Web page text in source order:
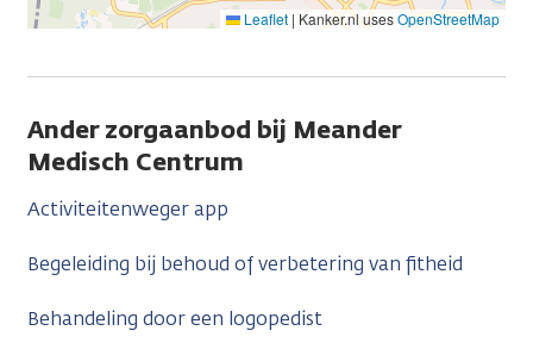
Leaflet | Kanker.nl usesOpenStreetMap
Ander zorgaanbod bij Meander
Medisch Centrum
Activiteitenweger app
Begeleiding bij behoud of verbetering van fitheid
Behandeling door een logopedist